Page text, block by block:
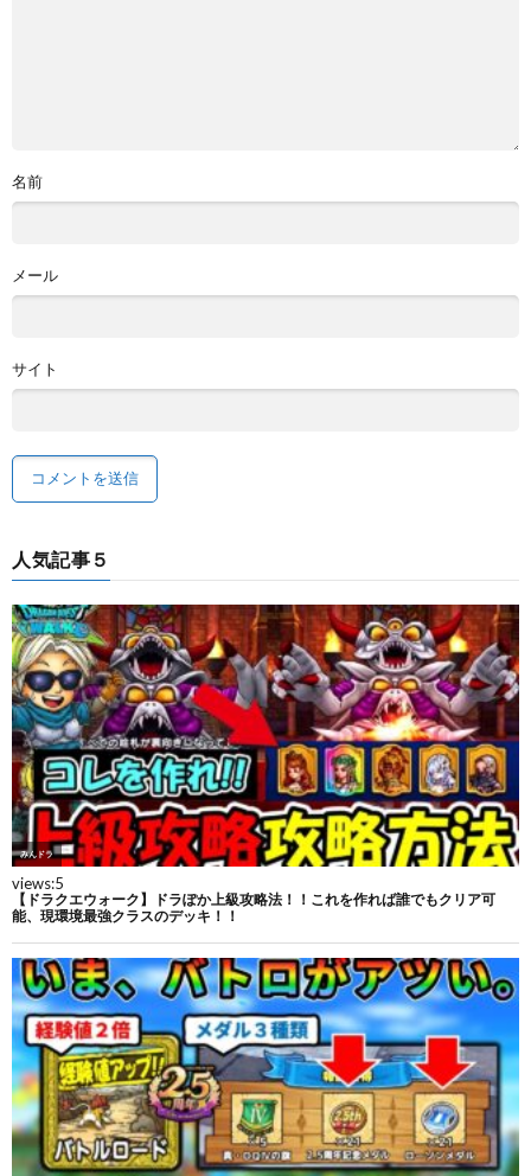
名前
メール
サイト
人気記事５